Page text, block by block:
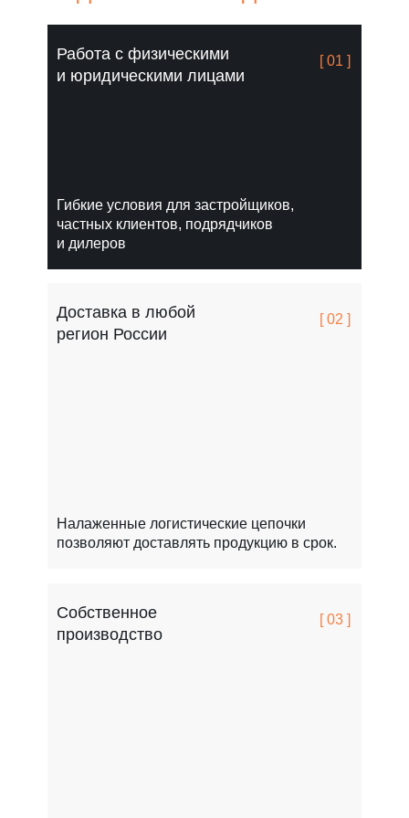
Гибкие условия для застройщиков,
частных клиентов, подрядчиков
и дилеров
Работа с физическими
и юридическими лицами
[ 01 ]
Собственное
производство
[ 03 ]
Налаженные логистические цепочки
позволяют доставлять продукцию в срок.
Доставка в любой
регион России
[ 02 ]